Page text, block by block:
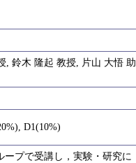
, 鈴木 隆起 教授, 片山 大悟 助
D1(10%)
プで受講し，実験・研究に